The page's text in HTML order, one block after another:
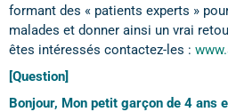
formant des « patients experts »
malades et donner ainsi un vrai
êtes intéressés contactez-les :
[Question]
Bonjour, Mon petit garçon de 4 ans